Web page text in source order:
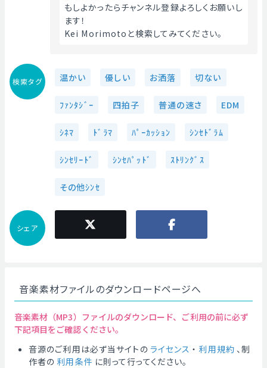
もしよかったらチャンネル登録よろしくお願いし
ます！
Kei Morimotoと検索してみてください。
検索タグ 温かい 優しい お洒落 切ない
ﾌｧﾝﾀｼﾞｰ 四拍子 普通の速さ EDM
ｼﾈﾏ ﾄﾞﾗﾏ ﾊﾟｰｶｯｼｮﾝ ｼﾝｾﾄﾞﾗﾑ
ｼﾝｾﾘｰﾄﾞ ｼﾝｾﾊﾟｯﾄﾞ ｽﾄﾘﾝｸﾞｽ
その他ｼﾝｾ
シェア
音楽素材ファイルのダウンロードページへ
音楽素材（MP3）ファイルのダウンロード、ご利用の前に必ず
下記項目をご確認ください。
音源のご利用は必ず当サイトの ライセンス ・ 利用規約 、制
作者の 利用条件 に則って行ってください。